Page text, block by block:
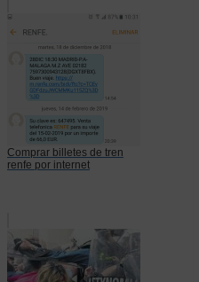
Comprar billetes de tren
renfe por internet